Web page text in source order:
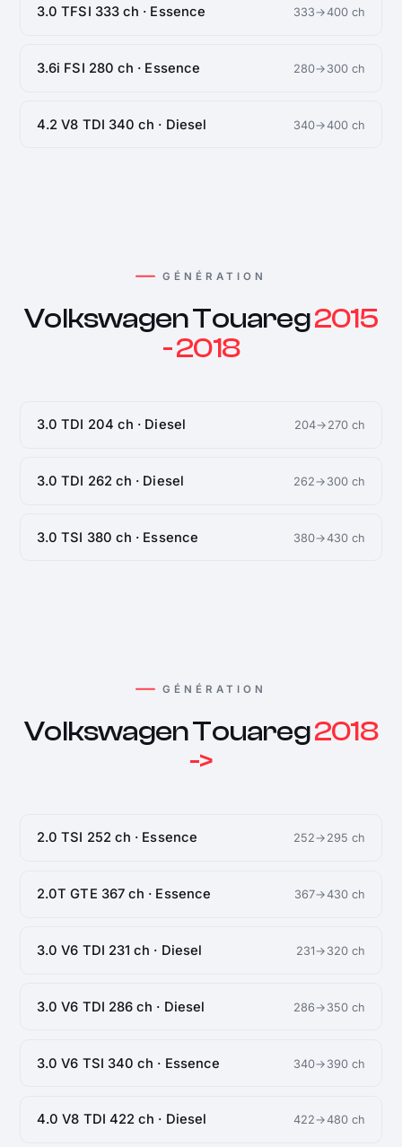
3.0 TFSI 333 ch · Essence 333→400 ch
3.6i FSI 280 ch · Essence 280→300 ch
4.2 V8 TDI 340 ch · Diesel 340→400 ch
GÉNÉRATION
Volkswagen Touareg2015
- 2018
3.0 TDI 204 ch · Diesel 204→270 ch
3.0 TDI 262 ch · Diesel 262→300 ch
3.0 TSI 380 ch · Essence 380→430 ch
GÉNÉRATION
Volkswagen Touareg2018
->
2.0 TSI 252 ch · Essence 252→295 ch
2.0T GTE 367 ch · Essence 367→430 ch
3.0 V6 TDI 231 ch · Diesel 231→320 ch
3.0 V6 TDI 286 ch · Diesel 286→350 ch
3.0 V6 TSI 340 ch · Essence 340→390 ch
4.0 V8 TDI 422 ch · Diesel 422→480 ch